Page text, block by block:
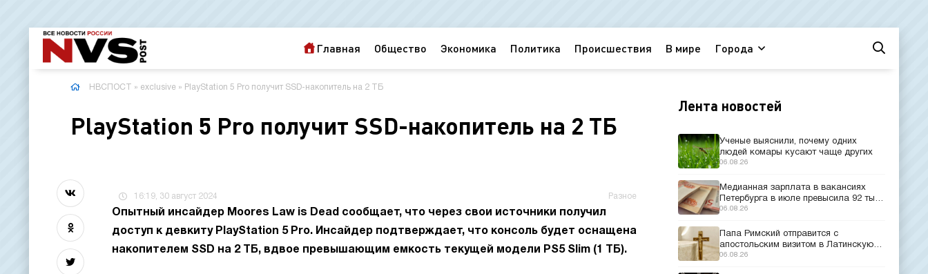
Главная Общество Экономика Политика Происшествия В мире Города
НВСПОСТ » exclusive » PlayStation 5 Pro получит SSD-накопитель на 2 ТБ
PlayStation 5 Pro получит SSD-накопитель на 2 ТБ
16:19, 30 август 2024 Разное
Опытный инсайдер Moores Law is Dead сообщает, что через свои источники получил
доступ к девкиту PlayStation 5 Pro. Инсайдер подтверждает, что консоль будет оснащена
накопителем SSD на 2 ТБ, вдвое превышающим емкость текущей модели PS5 Slim (1 ТБ).
Лента новостей
Ученые выяснили, почему одних
людей комары кусают чаще других
06.08.26
Медианная зарплата в вакансиях
Петербурга в июле превысила 92 тыс.
рублей
06.08.26
Папа Римский отправится с
апостольским визитом в Латинскую
Америку
06.08.26